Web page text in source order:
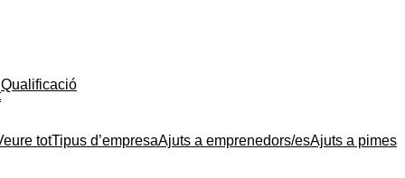
Qualificació
totTipus d’empresaAjuts a emprenedors/esAjuts a pimes